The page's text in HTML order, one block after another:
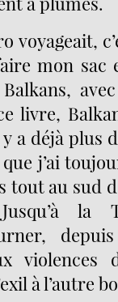
voyageait,
mon sac
livre,
a déjà plus
j’ai
tout au sud
la
à l’autre